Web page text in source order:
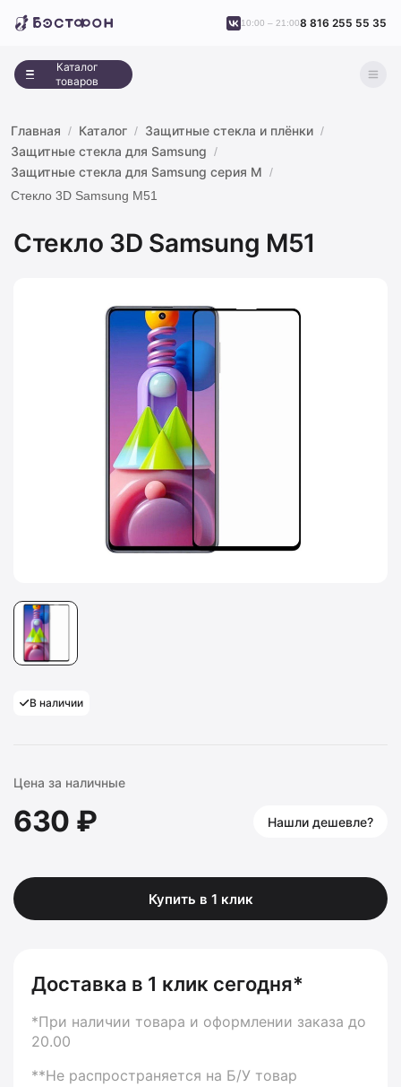
Каталог
товаров
10:00 – 21:008 816 255 55 35
Главная Каталог
Защитные стекла и плёнки
Защитные стекла для Samsung
Защитные стекла для Samsung серия M
Стекло 3D Samsung M51
Стекло 3D Samsung M51
В наличии
Цена за наличные
630 ₽ Нашли дешевле?
Купить в 1 клик
Доставка в 1 клик сегодня*
*При наличии товара и оформлении заказа до
20.00
**Не распространяется на Б/У товар